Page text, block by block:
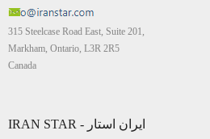
315 Steelcase Road East, Suite 201,
Markham, Ontario, L3R 2R5
Canada
IRAN STAR - ایران استار